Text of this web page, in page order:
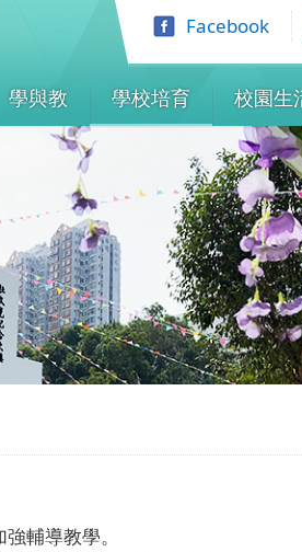
Facebook
學與教 學校培育 校園生
輔導教學。